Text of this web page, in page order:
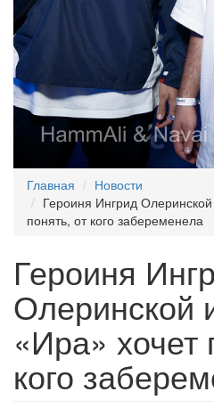
Главная
Новости
Героиня Ингрид
понять, от кого забеременела
Героиня
Олеринской
«Ира» хочет
кого